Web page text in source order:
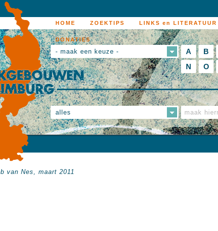
HOME ZOEKTIPS LINKS en LITERATUUR
DONATIES
- maak een keuze - A B
N
O
alles
van Nes, maart 2011